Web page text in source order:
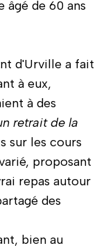
de 60 ans
d'Urville a fait
à eux,
à des
retrait de la
sur les cours
proposant
repas autour
des
bien au